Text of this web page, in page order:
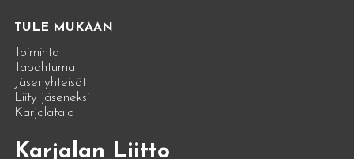
TULE MUKAAN
Toiminta
Tapahtumat
Jäsenyhteisöt
Liity jäseneksi
Karjalatalo
Karjalan Liitto